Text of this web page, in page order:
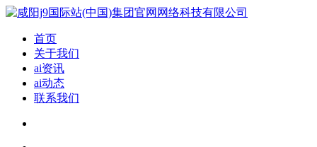
首页
关于我们
ai资讯
ai动态
联系我们